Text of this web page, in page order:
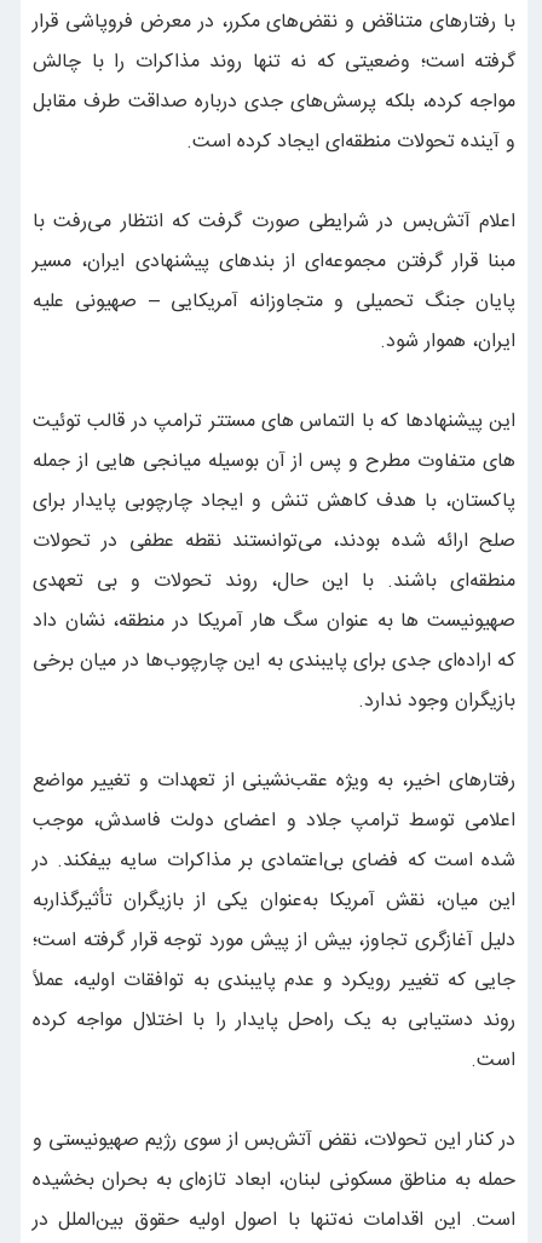
با رفتارهای متناقض و نقض‌های مکرر، در معرض فروپاشی قرار
گرفته است؛ وضعیتی که نه ‌تنها روند مذاکرات را با چالش
مواجه کرده، بلکه پرسش‌های جدی درباره صداقت طرف‌ مقابل
و آینده تحولات منطقه‌ای ایجاد کرده است.
اعلام آتش‌بس در شرایطی صورت گرفت که انتظار می‌رفت با
مبنا قرار گرفتن مجموعه‌ای از بندهای پیشنهادی ایران، مسیر
پایان جنگ تحمیلی و متجاوزانه آمریکایی – صهیونی علیه
ایران، هموار شود.
این پیشنهادها که با التماس های مستتر ترامپ در قالب توئیت
های متفاوت مطرح و پس از آن بوسیله میانجی هایی از جمله
پاکستان، با هدف کاهش تنش و ایجاد چارچوبی پایدار برای
صلح ارائه شده بودند، می‌توانستند نقطه عطفی در تحولات
منطقه‌ای باشند. با این حال، روند تحولات و بی تعهدی
صهیونیست ها به عنوان سگ هار آمریکا در منطقه، نشان داد
که اراده‌ای جدی برای پایبندی به این چارچوب‌ها در میان برخی
بازیگران وجود ندارد.
رفتارهای اخیر، به‌ ویژه عقب‌نشینی از تعهدات و تغییر مواضع
اعلامی توسط ترامپ جلاد و اعضای دولت فاسدش، موجب
شده است که فضای بی‌اعتمادی بر مذاکرات سایه بیفکند. در
این میان، نقش آمریکا به‌عنوان یکی از بازیگران تأثیرگذاربه
دلیل آغازگری تجاوز، بیش از پیش مورد توجه قرار گرفته است؛
جایی که تغییر رویکرد و عدم پایبندی به توافقات اولیه، عملاً
روند دستیابی به یک راه‌حل پایدار را با اختلال مواجه کرده
است.
در کنار این تحولات، نقض آتش‌بس از سوی رژیم صهیونیستی و
حمله به مناطق مسکونی لبنان، ابعاد تازه‌ای به بحران بخشیده
است. این اقدامات نه‌تنها با اصول اولیه حقوق بین‌الملل در